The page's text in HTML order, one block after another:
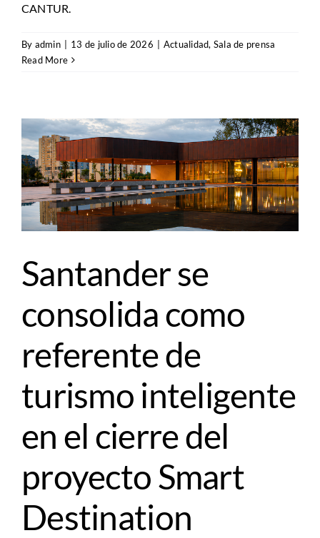
CANTUR.
By admin 13 de julio de 2026 Actualidad, Sala de prensa
Read More
Santander se
consolida como
referente de
turismo inteligente
en el cierre del
proyecto Smart
Destination